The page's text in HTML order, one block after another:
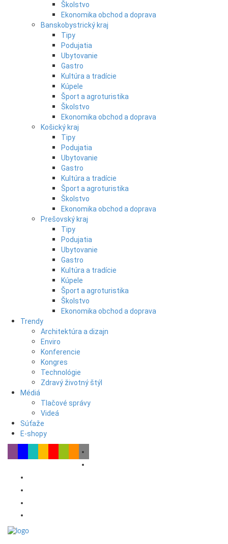
Školstvo
Ekonomika obchod a doprava
Banskobystrický kraj
Tipy
Podujatia
Ubytovanie
Gastro
Kultúra a tradície
Kúpele
Šport a agroturistika
Školstvo
Ekonomika obchod a doprava
Košický kraj
Tipy
Podujatia
Ubytovanie
Gastro
Kultúra a tradície
Šport a agroturistika
Školstvo
Ekonomika obchod a doprava
Prešovský kraj
Tipy
Podujatia
Ubytovanie
Gastro
Kultúra a tradície
Kúpele
Šport a agroturistika
Školstvo
Ekonomika obchod a doprava
Trendy
Architektúra a dizajn
Enviro
Konferencie
Kongres
Technológie
Zdravý životný štýl
Médiá
Tlačové správy
Videá
Súťaže
E-shopy